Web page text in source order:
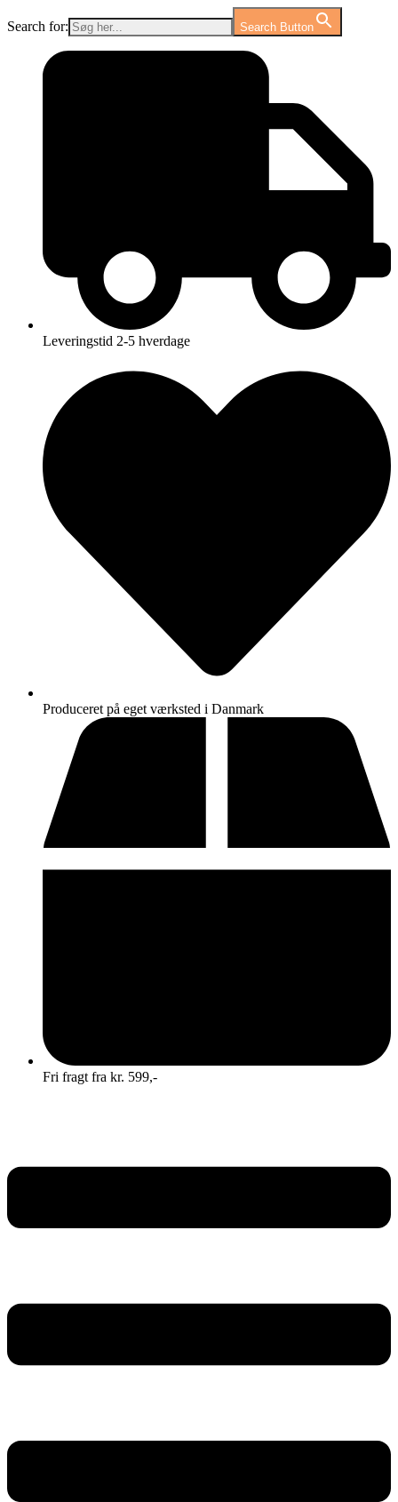
Search for: Search Button
indhold
Leveringstid 2-5 hverdage
Produceret på eget værksted i Danmark
Fri fragt fra kr. 599,-